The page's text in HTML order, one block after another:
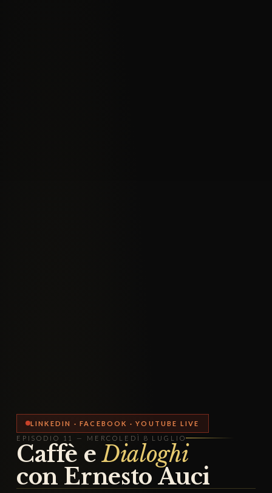
LINKEDIN · FACEBOOK · YOUTUBE LIVE
EPISODIO 11 — MERCOLEDÌ 8 LUGLIO
Caffè eDialoghi
con Ernesto Auci